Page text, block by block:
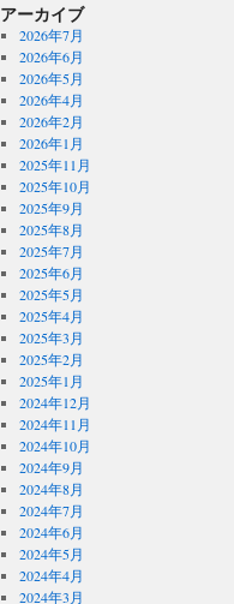
アーカイブ
2026年7月
2026年6月
2026年5月
2026年4月
2026年2月
2026年1月
2025年11月
2025年10月
2025年9月
2025年8月
2025年7月
2025年6月
2025年5月
2025年4月
2025年3月
2025年2月
2025年1月
2024年12月
2024年11月
2024年10月
2024年9月
2024年8月
2024年7月
2024年6月
2024年5月
2024年4月
2024年3月